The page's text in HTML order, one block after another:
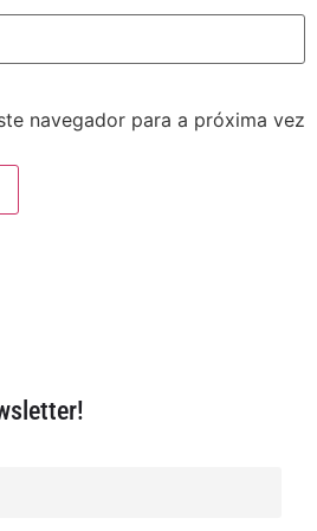
navegador para a próxima vez